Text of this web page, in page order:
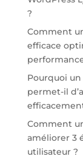
?
Comment
efficace
Pourquoi
permet-il
Comment
améliorer 3
utilisateur ?